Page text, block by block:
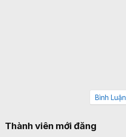
Bình Luận
Thành viên mới đăng